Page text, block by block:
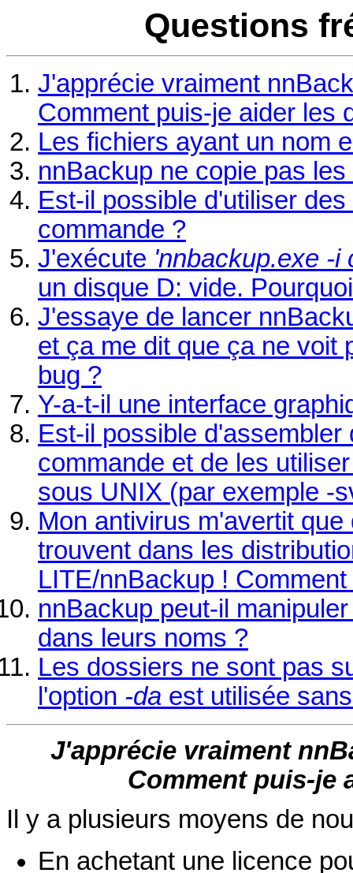
Questions
J'apprécie vraiment
Comment puis-je aider les
Les fichiers ayant un nom
nnBackup ne copie pas
Est-il possible d'utiliser
commande ?
J'exécute 'nnbackup.exe -i
un disque D: vide.
J'essaye de lancer
et ça me dit que ça ne voit
bug ?
Y-a-t-il une interface
Est-il possible
commande et de les
sous UNIX (par exemple -
Mon antivirus m'avertit
trouvent dans les
LITE/nnBackup !
nnBackup peut-il
dans leurs noms ?
Les dossiers ne sont pas
l'option -da est utilisée
J'apprécie vraiment
Comment puis-je
Il y a plusieurs moyens de
En achetant une licence